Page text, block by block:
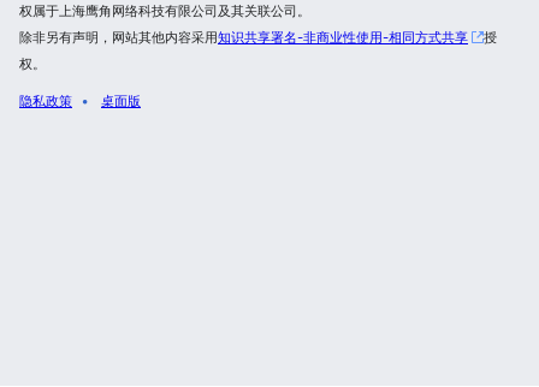
权属于上海鹰角网络科技有限公司及其关联公司。
除非另有声明，网站其他内容采用知识共享署名-非商业性使用-相同方式共享
授
权。
隐私政策 桌面版